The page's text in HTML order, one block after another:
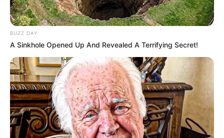
BUZZ DAY
A Sinkhole Opened Up And Revealed A Terrifying Secret!